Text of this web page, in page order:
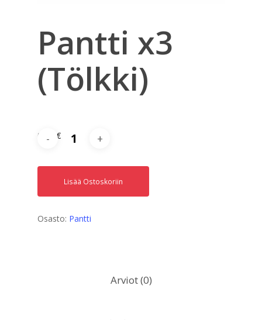
Pantti x3
(Tölkki)
0,45 €
Lisää Ostoskoriin
Osasto: Pantti
Arviot (0)